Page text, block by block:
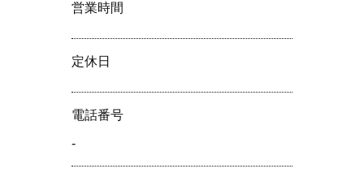
営業時間
定休⽇
電話番号
-